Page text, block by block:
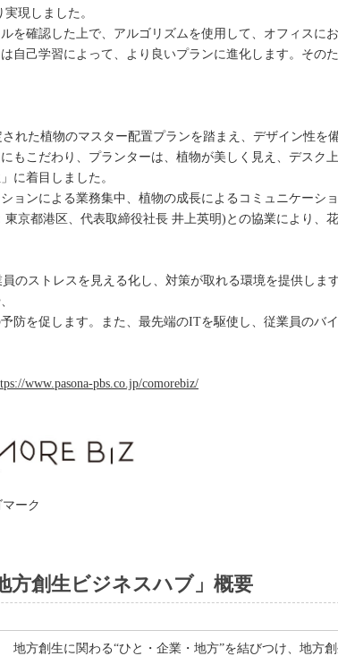
現しました。
を確認した上で、アルゴリズムを使用して、オフィスに
自己学習によって、より良いプランに進化します。そ
れた植物のマスター配置プランを踏まえ、デザイン性
もこだわり、プランターは、植物が美しく見え、デス
に着目しました。
ョンによる業務集中、植物の成長によるコミュニケーシ
京都港区、代表取締役社長 井上英明)との協業により、
のストレスを見える化し、対策が取れる環境を提供し
防を促します。また、最先端のITを駆使し、従業員のバ
www.pasona-pbs.co.jp/comorebiz/
ーク
方創生ビジネスハブ」概要
地方創生に関わる“ひと・企業・地方”を結びつけ、地方